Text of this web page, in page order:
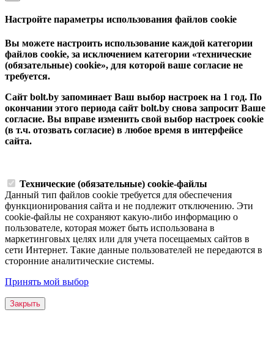
Настройте параметры использования файлов cookie
Вы можете настроить использование каждой категории
файлов cookie, за исключением категории «технические
(обязательные) cookie», для которой ваше согласие не
требуется.
Сайт bolt.by запоминает Ваш выбор настроек на 1 год. По
окончании этого периода сайт bolt.by снова запросит Ваше
согласие. Вы вправе изменить свой выбор настроек cookie
(в т.ч. отозвать согласие) в любое время в интерфейсе
сайта.
Технические (обязательные) cookie-файлы
Данный тип файлов cookie требуется для обеспечения
функционирования сайта и не подлежит отключению. Эти
сookie-файлы не сохраняют какую-либо информацию о
пользователе, которая может быть использована в
маркетинговых целях или для учета посещаемых сайтов в
сети Интернет. Такие данные пользователей не передаются в
сторонние аналитические системы.
Принять мой выбор
Закрыть